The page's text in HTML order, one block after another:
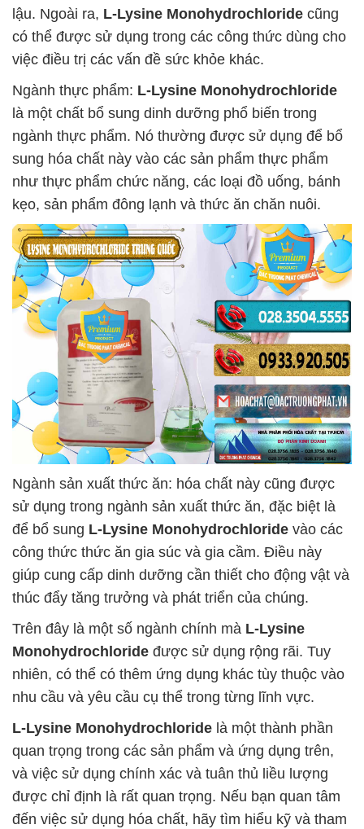
lậu. Ngoài ra, L-Lysine Monohydrochloride cũng
có thể được sử dụng trong các công thức dùng cho
việc điều trị các vấn đề sức khỏe khác.
Ngành thực phẩm: L-Lysine Monohydrochloride
là một chất bổ sung dinh dưỡng phổ biến trong
ngành thực phẩm. Nó thường được sử dụng để bổ
sung hóa chất này vào các sản phẩm thực phẩm
như thực phẩm chức năng, các loại đồ uống, bánh
kẹo, sản phẩm đông lạnh và thức ăn chăn nuôi.
Ngành sản xuất thức ăn: hóa chất này cũng được
sử dụng trong ngành sản xuất thức ăn, đặc biệt là
để bổ sung L-Lysine Monohydrochloride vào các
công thức thức ăn gia súc và gia cầm. Điều này
giúp cung cấp dinh dưỡng cần thiết cho động vật và
thúc đẩy tăng trưởng và phát triển của chúng.
Trên đây là một số ngành chính mà L-Lysine
Monohydrochloride được sử dụng rộng rãi. Tuy
nhiên, có thể có thêm ứng dụng khác tùy thuộc vào
nhu cầu và yêu cầu cụ thể trong từng lĩnh vực.
L-Lysine Monohydrochloride là một thành phần
quan trọng trong các sản phẩm và ứng dụng trên,
và việc sử dụng chính xác và tuân thủ liều lượng
được chỉ định là rất quan trọng. Nếu bạn quan tâm
đến việc sử dụng hóa chất, hãy tìm hiểu kỹ và tham